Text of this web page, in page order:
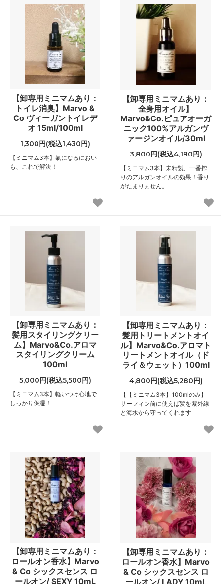
【卸専用ミニマムあり：
トイレ消臭】Marvo &
Co ヴィーガントイレデ
オ 15ml/100ml
1,300円(税込1,430円)
【ミニマム3本】氣になるにおい
も、これで解決！
【卸専用ミニマムあり：
全身用オイル】
Marvo&Co.ピュアオーガ
ニック100%アルガンヴ
ァージンオイル/30ml
3,800円(税込4,180円)
【ミニマム3本】未精製、一番搾
りのアルガンオイルの効果！香り
がたまりません。
【卸専用ミニマムあり：
髪用スタイリングクリー
ム】Marvo&Co.アロマ
スタイリングクリーム
100ml
5,000円(税込5,500円)
【ミニマム3本】軽いつけ心地で
しっかり保湿！
【卸専用ミニマムあり：
髪用トリートメントオイ
ル】Marvo&Co.アロマト
リートメントオイル（ド
ライ＆ウェット）100ml
4,800円(税込5,280円)
【【ミニマム3本】100mlのみ】
サーフィン前に使えば髪を紫外線
と海水から守ってくれます
【卸専用ミニマムあり：
ロールオン香水】Marvo
& Co シックスセンス ロ
ールオン/ SEXY 10mL
【卸専用ミニマムあり：
ロールオン香水】Marvo
& Co シックスセンス ロ
ールオン/ LADY 10mL